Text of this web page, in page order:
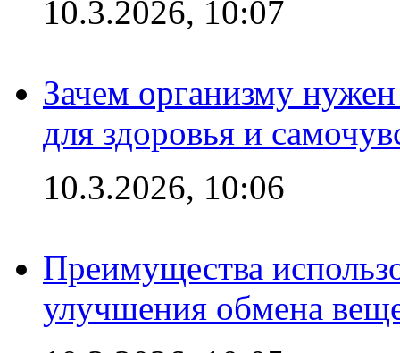
10.3.2026, 10:07
Зачем организму
для здоровья и
10.3.2026, 10:06
Преимущества
улучшения обмена